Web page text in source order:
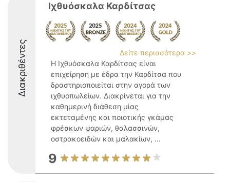
Διακριθέντες
Ιχθυόσκαλα Καρδίτσας
Δείτε περισσότερα >>
Η Ιχθυόσκαλα Καρδίτσας είναι
επιχείρηση με έδρα την Καρδίτσα που
δραστηριοποιείται στην αγορά των
ιχθυοπωλείων. Διακρίνεται για την
καθημερινή διάθεση μίας
εκτεταμένης και ποιοτικής γκάμας
φρέσκων ψαριών, θαλασσινών,
οστρακοειδών και μαλακίων, ...
9